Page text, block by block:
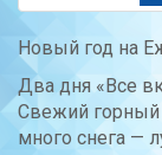
Новый год на
Два дня «Все
Свежий горный
много снега —